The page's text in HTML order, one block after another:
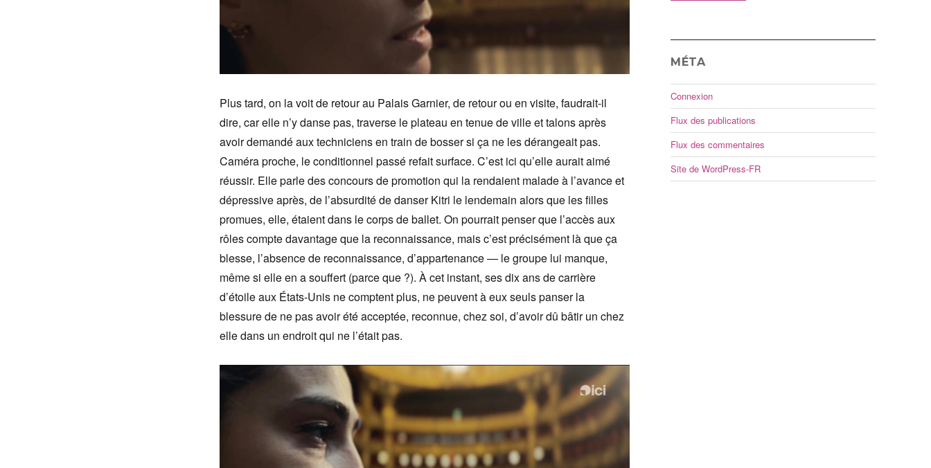
Plus tard, on la voit de retour au Palais Garnier, de retour ou en visite, faudrait-il
dire, car elle n’y danse pas, traverse le plateau en tenue de ville et talons après
avoir demandé aux techniciens en train de bosser si ça ne les dérangeait pas.
Caméra proche, le conditionnel passé refait surface. C’est ici qu’elle aurait aimé
réussir. Elle parle des concours de promotion qui la rendaient malade à l’avance et
dépressive après, de l’absurdité de danser Kitri le lendemain alors que les filles
promues, elle, étaient dans le corps de ballet. On pourrait penser que l’accès aux
rôles compte davantage que la reconnaissance, mais c’est précisément là que ça
blesse, l’absence de reconnaissance, d’appartenance — le groupe lui manque,
même si elle en a souffert (parce que ?). À cet instant, ses dix ans de carrière
d’étoile aux États-Unis ne comptent plus, ne peuvent à eux seuls panser la
blessure de ne pas avoir été acceptée, reconnue, chez soi, d’avoir dû bâtir un chez
elle dans un endroit qui ne l’était pas.
MÉTA
Connexion
Flux des publications
Flux des commentaires
Site de WordPress-FR